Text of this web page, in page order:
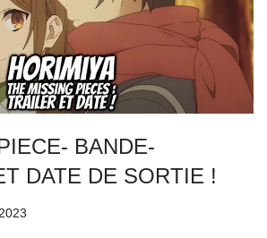
BANDE-
DATE DE SORTIE !